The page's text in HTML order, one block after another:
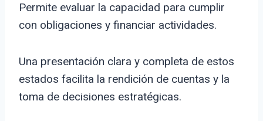
Permite evaluar la capacidad para cumplir
con obligaciones y financiar actividades.
Una presentación clara y completa de estos
estados facilita la rendición de cuentas y la
toma de decisiones estratégicas.